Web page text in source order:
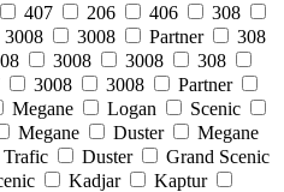
407 206 406
308
3008 3008 Partner
308
3008 3008
308
3008 3008
Partner
Megane Logan
Scenic
Megane Duster
Megane
Trafic Duster
Grand Scenic
Kadjar
Kaptur